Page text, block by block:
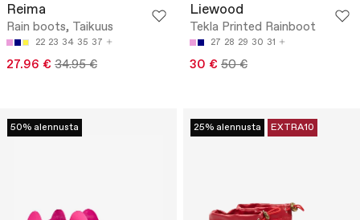
Reima
Rain boots, Taikuus
22 23 34 35 37
27.96 € 34.95 €
Liewood
Tekla Printed Rainboot
27 28 29 30 31
30 € 50 €
50% alennusta 25% alennusta EXTRA10